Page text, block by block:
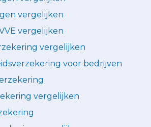
vergelijken
vergelijken
vergelijken
voor bedrijven
vergelijken